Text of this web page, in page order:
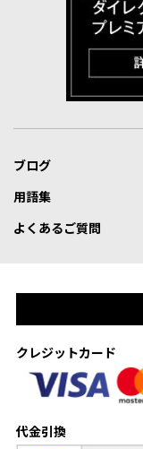
ブログ
用語集
よくあるご質問
クレジットカード
代金引換